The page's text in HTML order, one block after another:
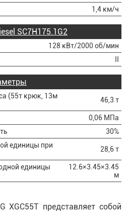
1,4 км/ч
SC7H175.1G2
128 кВт/2000 об/мин
(55т крюк, 13м
46,3 т
0,06 МПа
30%
единицы при
28,6 т
единицы
12.6×3.45×3.45
м
XGC55T представляет собой